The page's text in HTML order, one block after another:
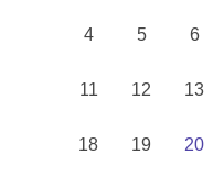
4 5 6
11 12 13
18 19 20